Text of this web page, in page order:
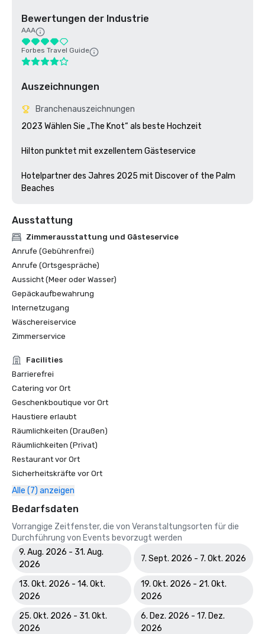
Bewertungen der Industrie
AAA
Forbes Travel Guide
Auszeichnungen
Branchenauszeichnungen
2023 Wählen Sie „The Knot“ als beste Hochzeit
Hilton punktet mit exzellentem Gästeservice
Hotelpartner des Jahres 2025 mit Discover of the Palm
Beaches
Ausstattung
Zimmerausstattung und Gästeservice
Anrufe (Gebührenfrei)
Anrufe (Ortsgespräche)
Aussicht (Meer oder Wasser)
Gepäckaufbewahrung
Internetzugang
Wäschereiservice
Zimmerservice
Facilities
Barrierefrei
Catering vor Ort
Geschenkboutique vor Ort
Haustiere erlaubt
Räumlichkeiten (Draußen)
Räumlichkeiten (Privat)
Restaurant vor Ort
Sicherheitskräfte vor Ort
Alle (7) anzeigen
Bedarfsdaten
Vorrangige Zeitfenster, die von Veranstaltungsorten für die
Durchführung von Events bevorzugt werden
9. Aug. 2026 - 31. Aug.
2026
7. Sept. 2026 - 7. Okt. 2026
13. Okt. 2026 - 14. Okt.
2026
19. Okt. 2026 - 21. Okt.
2026
25. Okt. 2026 - 31. Okt.
2026
6. Dez. 2026 - 17. Dez.
2026